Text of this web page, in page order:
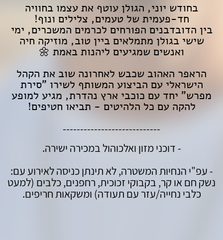
בחודש יוני, הגולן עוטף את עצמו בחוויה
חד-פעמית של טעמים, צלילים ונוף!
בין הדובדבנים הפורחים לכרמים המשכרים, ימי
שישי בגולן מתמלאים ביין טוב, מוזיקה חיה
ואנשים שמגיעים ליהנות באמת 🌼
הראפר האהוב שכבש לאחרונה שוב את הקהל
הישראלי עם הביצוע המשותף לשירו "סירת
מפרש" יחד עם כוכבי ארץ נהדרת, מגיע למופע
להקה עם כל הלהיטים - תביאו חטיפים!
----------------------------
- דוכני מזון ואלכוהול במכירה ישירה.
- עפ"י הנחיות המשטרה, לא תינתן כניסה לאירוע עם:
נשק חם או קר, בקבוקי זכוכית, רחפנים, כלבים (למעט
כלבי נחייה/עזר עם תעודה) ומשקאות חריפים.